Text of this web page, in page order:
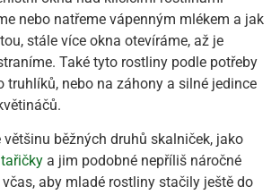
nebo natřeme vápenným mlékem a jak
stále více okna otevíráme, až je
Také tyto rostliny podle potřeby
truhlíků, nebo na záhony a silné jedince
většinu běžných druhů skalniček, jako
tařičky a jim podobné nepříliš náročné
aby mladé rostliny stačily ještě do